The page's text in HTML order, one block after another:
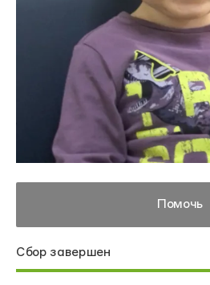
Помочь
Сбор завершен